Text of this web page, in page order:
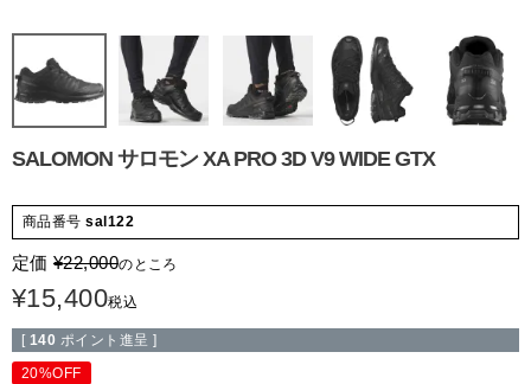
SALOMON サロモン XA PRO 3D V9 WIDE GTX
商品番号 sal122
定価 ¥22,000のところ
¥15,400税込
[ 140 ポイント進呈 ]
20%OFF